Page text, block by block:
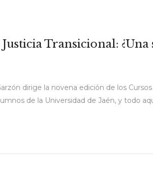
Transicional:
dirige la novena edición de los
de la Universidad de Jaén, y todo